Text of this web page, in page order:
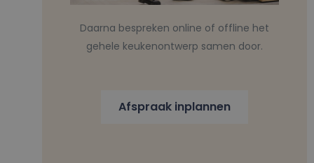
Daarna bespreken online of offline het
gehele keukenontwerp samen door.
Afspraak inplannen